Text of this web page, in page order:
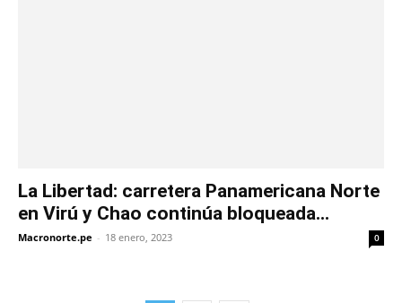
La Libertad: carretera Panamericana Norte
en Virú y Chao continúa bloqueada...
Macronorte.pe - 18 enero, 2023 0